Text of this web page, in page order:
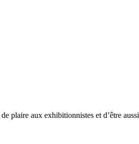
plaire aux exhibitionnistes et d’être aussi